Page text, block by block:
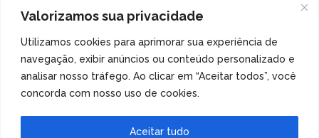
Valorizamos sua privacidade
Utilizamos cookies para aprimorar sua experiência de
navegação, exibir anúncios ou conteúdo personalizado e
analisar nosso tráfego. Ao clicar em “Aceitar todos”, você
concorda com nosso uso de cookies.
Aceitar tudo
Clique nos elementos para acessar o
arquivo de áudio!
Veja tambémnossa coleção de tabelas periódicas
especiais!